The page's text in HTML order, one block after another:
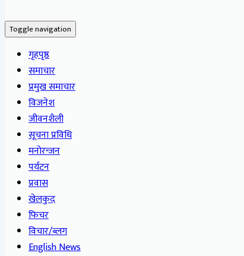
Toggle navigation
गृहपृष्ठ
समाचार
प्रमुख समाचार
विजनेश
जीवनशैली
सूचना प्रविधि
मनोरन्जन
पर्यटन
प्रवास
खेलकुद
फिचर
विचार/ब्लग
English News